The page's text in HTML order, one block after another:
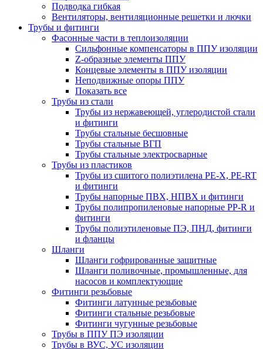
Подводка гибкая
Вентиляторы, вентиляционные решетки и лючки
Трубы и фитинги
Фасонные части в теплоизоляции
Cильфонные компенсаторы в ППУ изоляции
Z-образные элементы ППУ
Концевые элементы в ППУ изоляции
Неподвижные опоры ППУ
Показать все
Трубы из стали
Трубы из нержавеющей, углеродистой стали
и фитинги
Трубы стальные бесшовные
Трубы стальные ВГП
Трубы стальные электросварные
Трубы из пластиков
Трубы из сшитого полиэтилена PE-X, PE-RT
и фитинги
Трубы напорные ПВХ, НПВХ и фитинги
Трубы полипропиленовые напорные PP-R и
фитинги
Трубы полиэтиленовые ПЭ, ПНД, фитинги
и фланцы
Шланги
Шланги гофрированные защитные
Шланги поливочные, промышленные, для
насосов и комплектующие
Фитинги резьбовые
Фитинги латунные резьбовые
Фитинги стальные резьбовые
Фитинги чугунные резьбовые
Трубы в ППУ ПЭ изоляции
Трубы в ВУС, УС изоляции